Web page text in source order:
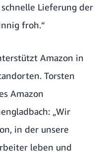
Lieferung der
froh.“
Amazon in
Torsten
Amazon
„Wir
in der unsere
leben und